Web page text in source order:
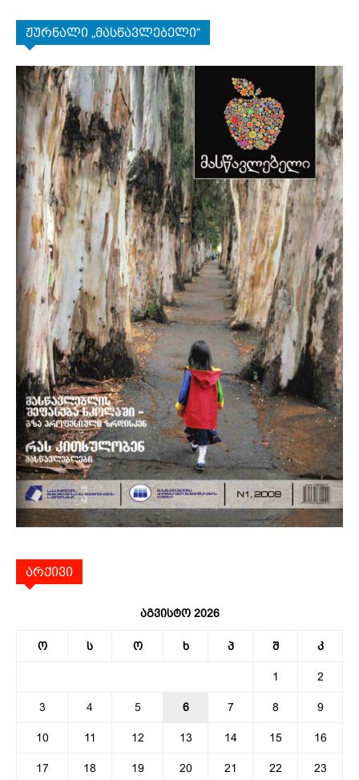
ჟურნალი „მასწავლებელი“
არქივი
აგვისტო 2026
ო ს ო ხ პ შ კ
1 2
3 4 5 6 7 8 9
10 11 12 13 14 15 16
17 18 19 20 21 22 23